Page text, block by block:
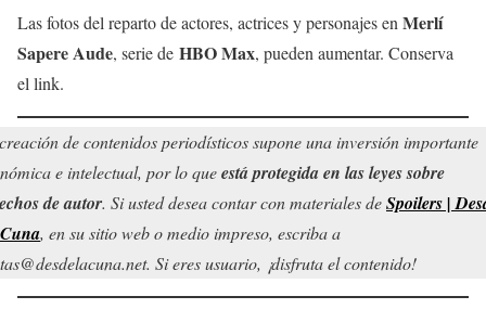
Las fotos del reparto de actores, actrices y personajes en Merlí
Sapere Aude, serie de HBO Max, pueden aumentar. Conserva
el link.
de contenidos periodísticos supone una inversión importante
e intelectual, por lo queestá protegida en las leyes sobre
de autor. Si usted desea contar con materiales deSpoilers |
, en su sitio web o medio impreso, escriba a
Si eres usuario, ¡disfruta el contenido!